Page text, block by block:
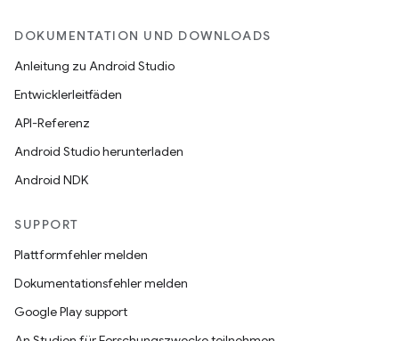
DOKUMENTATION UND DOWNLOADS
Anleitung zu Android Studio
Entwicklerleitfäden
API-Referenz
Android Studio herunterladen
Android NDK
SUPPORT
Plattformfehler melden
Dokumentationsfehler melden
Google Play support